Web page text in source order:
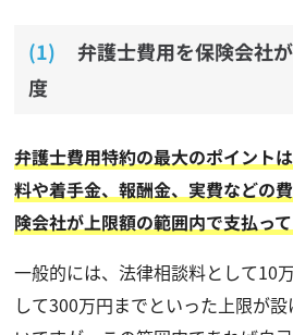
弁護士費用を保険会社
度
弁護士費用特約の最大のポイント
料や着手金、報酬金、実費などの
険会社が上限額の範囲内で支払って
一般的には、法律相談料として10
して300万円までといった上限が